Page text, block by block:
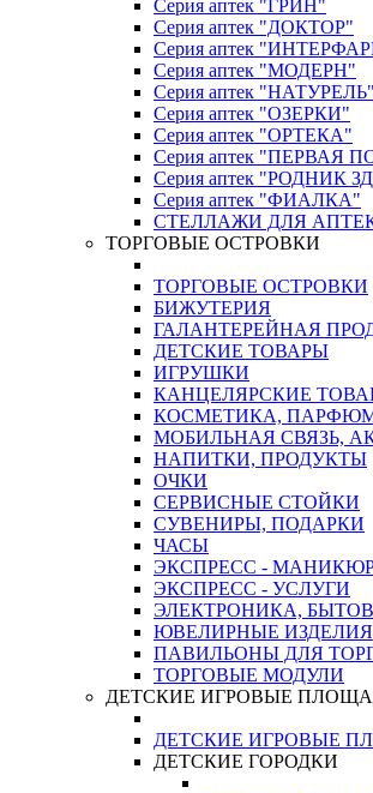
Серия аптек "ГРИН"
Серия аптек "ДОКТОР"
Серия аптек
Серия аптек "МОДЕРН"
Серия аптек "НАТУРЕЛЬ"
Серия аптек "ОЗЕРКИ"
Серия аптек "ОРТЕКА"
Серия аптек "ПЕРВАЯ
Серия аптек "РОДНИК
Серия аптек "ФИАЛКА"
СТЕЛЛАЖИ ДЛЯ
ТОРГОВЫЕ ОСТРОВКИ
ТОРГОВЫЕ ОСТРОВКИ
БИЖУТЕРИЯ
ГАЛАНТЕРЕЙНАЯ
ДЕТСКИЕ ТОВАРЫ
ИГРУШКИ
КАНЦЕЛЯРСКИЕ
КОСМЕТИКА,
МОБИЛЬНАЯ СВЯЗЬ,
НАПИТКИ, ПРОДУКТЫ
ОЧКИ
СЕРВИСНЫЕ СТОЙКИ
СУВЕНИРЫ, ПОДАРКИ
ЧАСЫ
ЭКСПРЕСС -
ЭКСПРЕСС - УСЛУГИ
ЭЛЕКТРОНИКА,
ЮВЕЛИРНЫЕ ИЗДЕЛИЯ
ПАВИЛЬОНЫ ДЛЯ
ТОРГОВЫЕ МОДУЛИ
ДЕТСКИЕ ИГРОВЫЕ
ДЕТСКИЕ ИГРОВЫЕ
ДЕТСКИЕ ГОРОДКИ